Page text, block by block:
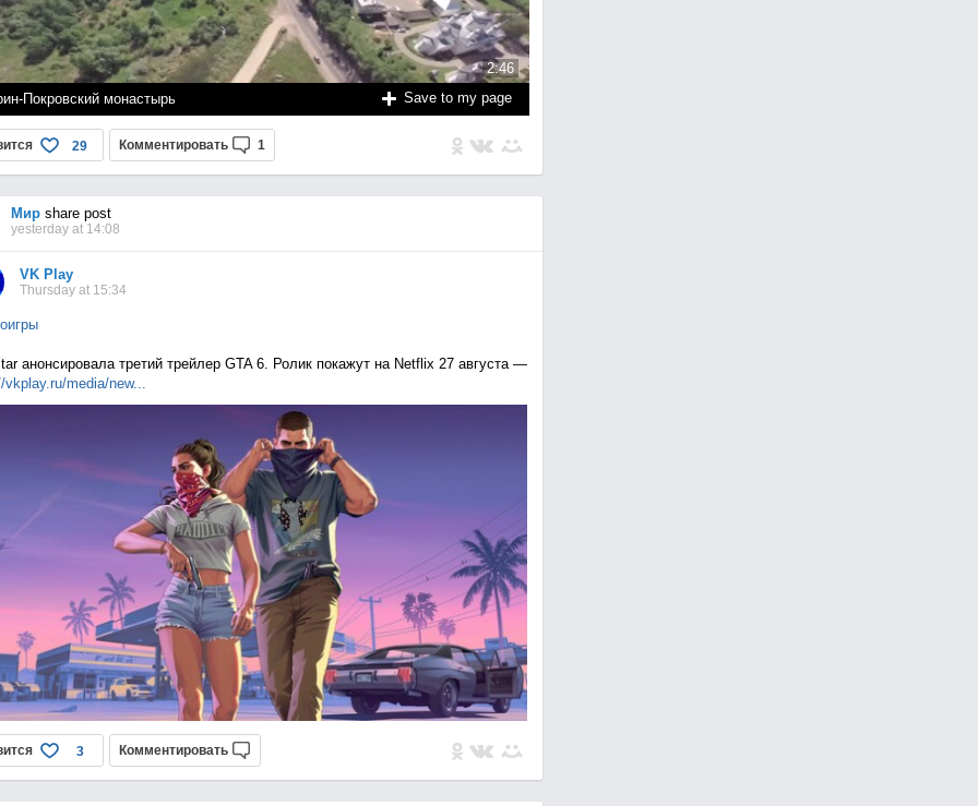
2:46
Покровский монастырь Save to my page
29 Комментировать 1
Мирshare post
yesterday at 14:08
VK Play
Thursday at 15:34
анонсировала третий трейлер GTA 6. Ролик покажут на Netflix 27 августа —
vkplay.ru/media/new...
3 Комментировать